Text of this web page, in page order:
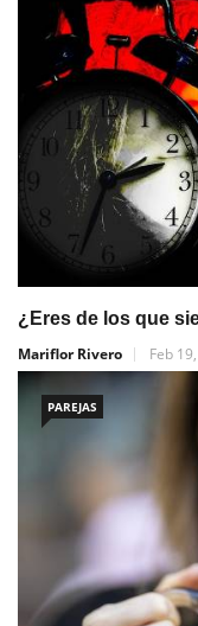
¿Eres de los que
Mariflor Rivero
Feb
PAREJAS